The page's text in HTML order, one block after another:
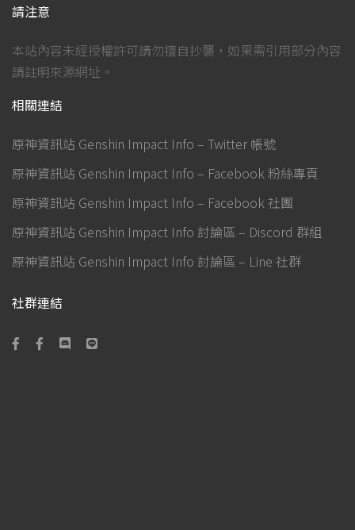
請注意
本站內容未經授權許可請勿擅自抄襲，如果需引用部分內容
請註明來源網址。
相關連結
原神資訊站 Genshin Impact Info – Twitter 帳號
原神資訊站 Genshin Impact Info – Facebook 粉絲專頁
原神資訊站 Genshin Impact Info – Facebook 社團
原神資訊站 Genshin Impact Info 討論區 – Discord 群組
原神資訊站 Genshin Impact Info 討論區 – Line 社群
社群連結